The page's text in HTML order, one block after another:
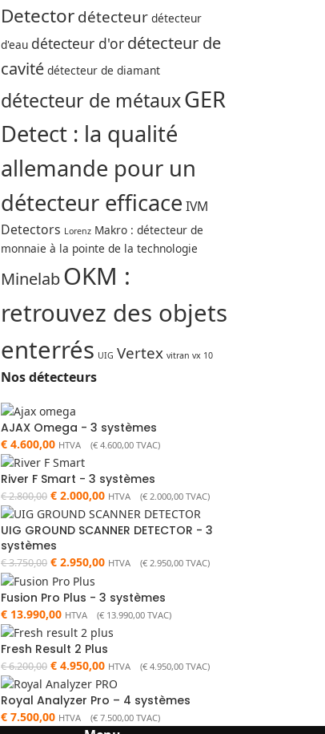
Detectordétecteur détecteur
d'eau détecteur d'or détecteur de
cavité détecteur de diamant
détecteur de métauxGER
Detect : la qualité
allemande pour un
détecteur efficace IVM
Detectors Lorenz Makro : détecteur de
monnaie à la pointe de la technologie
MinelabOKM :
retrouvez des objets
enterrés UIG Vertex vitran vx 10
Nos détecteurs
AJAX Omega - 3 systèmes
€4.600,00 HTVA (€4.600,00TVAC)
River F Smart - 3 systèmes
€2.800,00 €2.000,00 HTVA (€2.000,00TVAC)
UIG GROUND SCANNER DETECTOR - 3
systèmes
€3.750,00 €2.950,00 HTVA (€2.950,00TVAC)
Fusion Pro Plus - 3 systèmes
€13.990,00 HTVA (€13.990,00TVAC)
Fresh Result 2 Plus
€6.200,00 €4.950,00 HTVA (€4.950,00TVAC)
Royal Analyzer Pro – 4 systèmes
€7.500,00 HTVA (€7.500,00TVAC)